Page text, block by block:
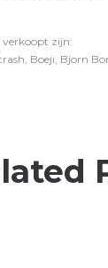
verkoopt zijn:
Boeji, Bjorn